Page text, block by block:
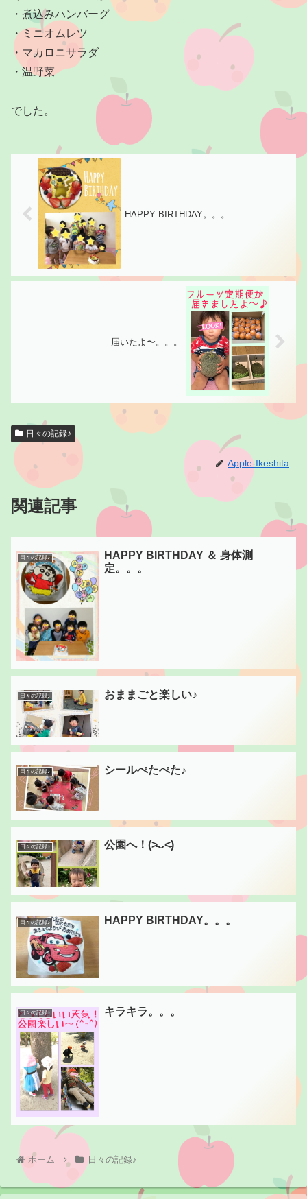
・煮込みハンバーグ
・ミニオムレツ
・マカロニサラダ
・温野菜
でした。
HAPPY BIRTHDAY。。。
届いたよ〜。。。
日々の記録♪
Apple-Ikeshita
関連記事
日々の記録♪
HAPPY BIRTHDAY ＆ 身体測
定。。。
日々の記録♪ おままごと楽しい♪
日々の記録♪ シールぺたぺた♪
日々の記録♪ 公園へ！(˃̵ᴗ˂̵)
日々の記録♪ HAPPY BIRTHDAY。。。
日々の記録♪ キラキラ。。。
ホーム 日々の記録♪